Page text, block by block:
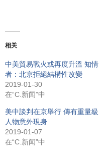
相关
中美貿易戰火或再度升溫 知情
者：北京拒絕結構性改變
2019-01-30
在“C.新闻”中
美中談判在京舉行 傳有重量級
人物意外現身
2019-01-07
在“C.新闻”中